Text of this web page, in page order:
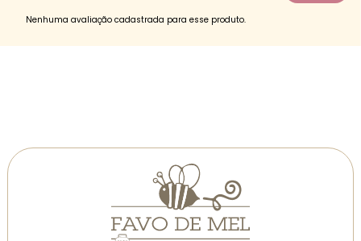
Nenhuma avaliação cadastrada para esse produto.